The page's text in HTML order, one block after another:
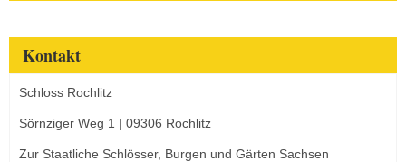
Kontakt
Schloss Rochlitz
Sörnziger Weg 1 | 09306 Rochlitz
Zur Staatliche Schlösser, Burgen und Gärten Sachsen